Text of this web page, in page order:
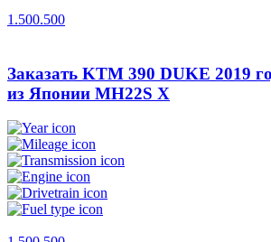
1.500.500
Заказать KTM 390 DUKE 2019
из Японии MH22S X